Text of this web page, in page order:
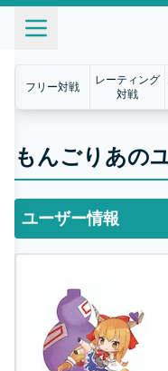
フリー対戦
レーティング
対戦
もんごりあの
ユーザー情報